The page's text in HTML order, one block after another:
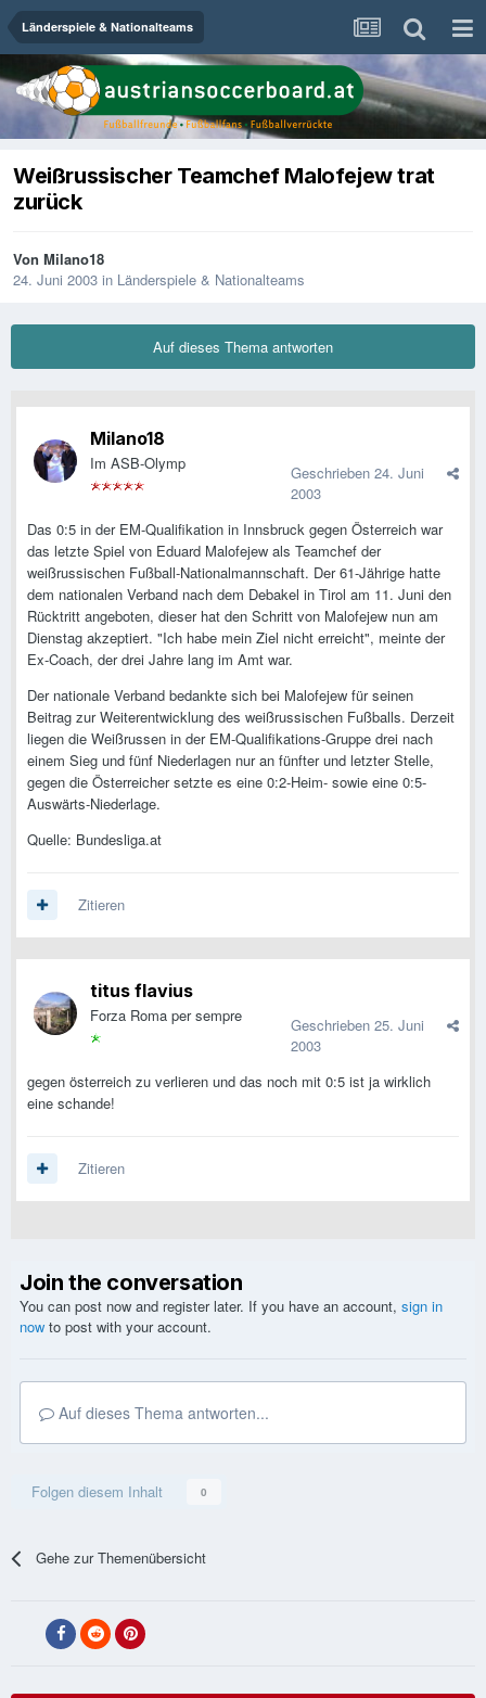
Länderspiele & Nationalteams
Weißrussischer Teamchef Malofejew trat
zurück
Von Milano18
24. Juni 2003 in Länderspiele & Nationalteams
Auf dieses Thema antworten
Milano18
Im ASB-Olymp Geschrieben 24. Juni
2003
Das 0:5 in der EM-Qualifikation in Innsbruck gegen Österreich war
das letzte Spiel von Eduard Malofejew als Teamchef der
weißrussischen Fußball-Nationalmannschaft. Der 61-Jährige hatte
dem nationalen Verband nach dem Debakel in Tirol am 11. Juni den
Rücktritt angeboten, dieser hat den Schritt von Malofejew nun am
Dienstag akzeptiert. "Ich habe mein Ziel nicht erreicht", meinte der
Ex-Coach, der drei Jahre lang im Amt war.
Der nationale Verband bedankte sich bei Malofejew für seinen
Beitrag zur Weiterentwicklung des weißrussischen Fußballs. Derzeit
liegen die Weißrussen in der EM-Qualifikations-Gruppe drei nach
einem Sieg und fünf Niederlagen nur an fünfter und letzter Stelle,
gegen die Österreicher setzte es eine 0:2-Heim- sowie eine 0:5-
Auswärts-Niederlage.
Quelle: Bundesliga.at
Zitieren
titus flavius
Forza Roma per sempre Geschrieben 25. Juni
2003
gegen österreich zu verlieren und das noch mit 0:5 ist ja wirklich
eine schande!
Zitieren
Join the conversation
You can post now and register later. If you have an account, sign in
now to post with your account.
Auf dieses Thema antworten...
Folgen diesem Inhalt 0
Gehe zur Themenübersicht